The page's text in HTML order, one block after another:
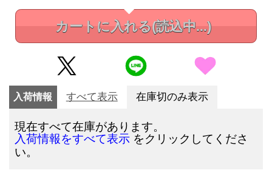
カートに入れる(読込中...)
入荷情報 すべて表示 在庫切のみ表示
現在すべて在庫があります。
入荷情報をすべて表示 をクリックしてくださ
い。